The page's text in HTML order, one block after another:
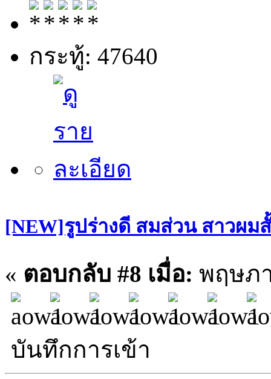
กระทู้: 47640
[NEW]รูปร่างดี สมส่วน สาวผม
« ตอบกลับ #8 เมื่อ: พฤษภา
บันทึกการเข้า